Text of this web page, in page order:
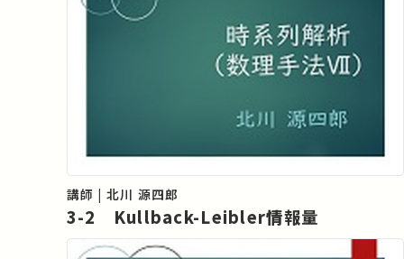
講師 | 北川 源四郎
3-2 Kullback-Leibler情報量